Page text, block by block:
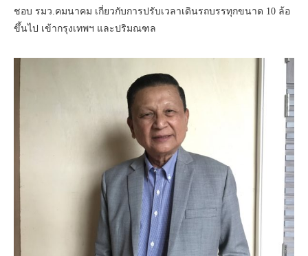
ชอบ รมว.คมนาคม เกี่ยวกับการปรับเวลาเดินรถบรรทุกขนาด 10 ล้อ
ขึ้นไป เข้ากรุงเทพฯ และปริมณฑล